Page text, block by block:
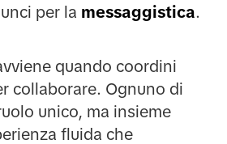
per la messaggistica.
quando coordini
collaborare. Ognuno di
unico, ma insieme
fluida che